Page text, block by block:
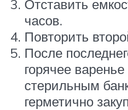
Отставить
часов.
Повторить
После
горячее
стерильным
герметично